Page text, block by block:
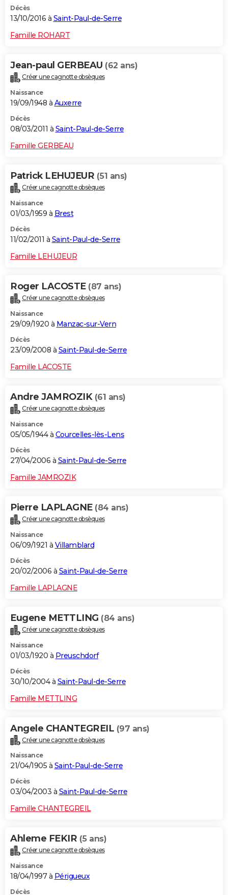
Décès
13/10/2016 à Saint-Paul-de-Serre
Famille ROHART
Jean-paul GERBEAU (62 ans)
Créer une cagnotte obsèques
Naissance
19/09/1948 à Auxerre
Décès
08/03/2011 à Saint-Paul-de-Serre
Famille GERBEAU
Patrick LEHUJEUR (51 ans)
Créer une cagnotte obsèques
Naissance
01/03/1959 à Brest
Décès
11/02/2011 à Saint-Paul-de-Serre
Famille LEHUJEUR
Roger LACOSTE (87 ans)
Créer une cagnotte obsèques
Naissance
29/09/1920 à Manzac-sur-Vern
Décès
23/09/2008 à Saint-Paul-de-Serre
Famille LACOSTE
Andre JAMROZIK (61 ans)
Créer une cagnotte obsèques
Naissance
05/05/1944 à Courcelles-lès-Lens
Décès
27/04/2006 à Saint-Paul-de-Serre
Famille JAMROZIK
Pierre LAPLAGNE (84 ans)
Créer une cagnotte obsèques
Naissance
06/09/1921 à Villamblard
Décès
20/02/2006 à Saint-Paul-de-Serre
Famille LAPLAGNE
Eugene METTLING (84 ans)
Créer une cagnotte obsèques
Naissance
01/03/1920 à Preuschdorf
Décès
30/10/2004 à Saint-Paul-de-Serre
Famille METTLING
Angele CHANTEGREIL (97 ans)
Créer une cagnotte obsèques
Naissance
21/04/1905 à Saint-Paul-de-Serre
Décès
03/04/2003 à Saint-Paul-de-Serre
Famille CHANTEGREIL
Ahleme FEKIR (5 ans)
Créer une cagnotte obsèques
Naissance
18/04/1997 à Périgueux
Décès